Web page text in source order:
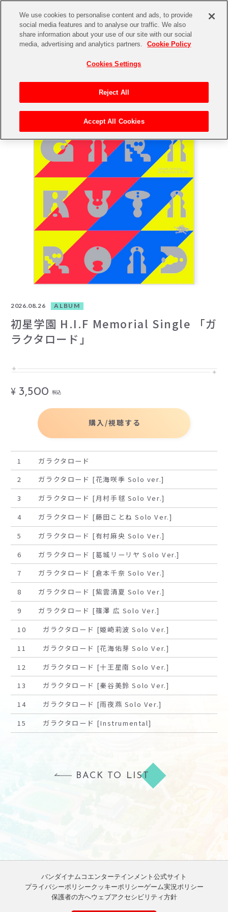
トップページ ディスコグラフィ
2026.08.26 ALBUM
初星学園 H.I.F Memorial Single 「ガ
ラクタロード」
¥ 3,500 税込
購入/視聴する
1
ガラクタロード
2
ガラクタロード [花海咲季 Solo ver.]
3
ガラクタロード [月村手毬 Solo Ver.]
4
ガラクタロード [藤田ことね Solo Ver.]
5
ガラクタロード [有村麻央 Solo Ver.]
6
ガラクタロード [葛城リーリヤ Solo Ver.]
7
ガラクタロード [倉本千奈 Solo Ver.]
8
ガラクタロード [紫雲清夏 Solo Ver.]
9
ガラクタロード [篠澤 広 Solo Ver.]
10
ガラクタロード [姫崎莉波 Solo Ver.]
11
ガラクタロード [花海佑芽 Solo Ver.]
12
ガラクタロード [十王星南 Solo Ver.]
13
ガラクタロード [秦谷美鈴 Solo Ver.]
14
ガラクタロード [雨夜燕 Solo Ver.]
15
ガラクタロード [Instrumental]
BACK TO LIST
バンダイナムコエンターテインメント公式サイト
プライバシーポリシークッキーポリシーゲーム実況ポリシー
保護者の方へウェブアクセシビリティ方針
We use cookies to personalise content and ads, to provide
social media features and to analyse our traffic. We also
share information about your use of our site with our social
media, advertising and analytics partners.
Cookie Policy
Cookies Settings
Reject All
Accept All Cookies